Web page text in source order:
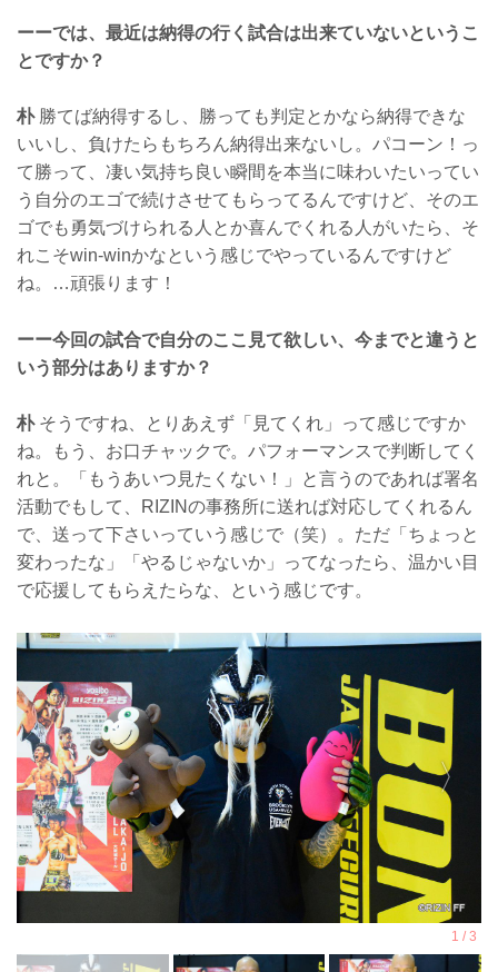
ーーでは、最近は納得の行く試合は出来ていないというこ
とですか？
朴勝てば納得するし、勝っても判定とかなら納得できな
いいし、負けたらもちろん納得出来ないし。パコーン！っ
て勝って、凄い気持ち良い瞬間を本当に味わいたいってい
う自分のエゴで続けさせてもらってるんですけど、そのエ
ゴでも勇気づけられる人とか喜んでくれる人がいたら、そ
れこそwin-winかなという感じでやっているんですけど
ね。…頑張ります！
ーー今回の試合で自分のここ見て欲しい、今までと違うと
いう部分はありますか？
朴そうですね、とりあえず「見てくれ」って感じですか
ね。もう、お口チャックで。パフォーマンスで判断してく
れと。「もうあいつ見たくない！」と言うのであれば署名
活動でもして、RIZINの事務所に送れば対応してくれるん
で、送って下さいっていう感じで（笑）。ただ「ちょっと
変わったな」「やるじゃないか」ってなったら、温かい目
で応援してもらえたらな、という感じです。